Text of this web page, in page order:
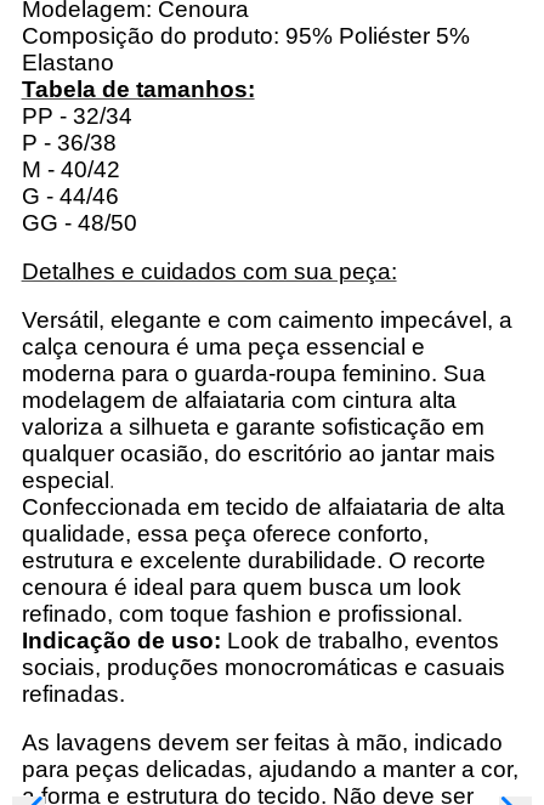
Modelagem: Cenoura
Composição do produto: 95% Poliéster 5%
Elastano
Tabela de tamanhos:
PP - 32/34
P - 36/38
M - 40/42
G - 44/46
GG - 48/50
Detalhes e cuidados com sua peça:
Versátil, elegante e com caimento impecável, a
calça cenoura é uma peça essencial e
moderna para o guarda-roupa feminino. Sua
modelagem de alfaiataria com cintura alta
valoriza a silhueta e garante sofisticação em
qualquer ocasião, do escritório ao jantar mais
especial .
Confeccionada em tecido de alfaiataria de alta
qualidade, essa peça oferece conforto,
estrutura e excelente durabilidade. O recorte
cenoura é ideal para quem busca um look
refinado, com toque fashion e profissional.
Indicação de uso: Look de trabalho, eventos
sociais, produções monocromáticas e casuais
refinadas.
As lavagens devem ser feitas à mão, indicado
para peças delicadas, ajudando a manter a cor,
a forma e estrutura do tecido. Não deve ser